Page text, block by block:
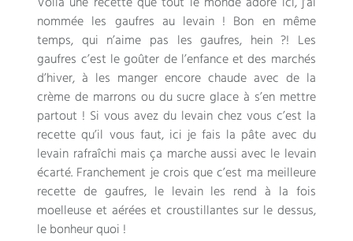
nommée les gaufres au levain ! Bon en même
temps, qui n’aime pas les gaufres, hein ?! Les
gaufres c’est le goûter de l’enfance et des marchés
d’hiver, à les manger encore chaude avec de la
crème de marrons ou du sucre glace à s’en mettre
partout ! Si vous avez du levain chez vous c’est la
recette qu’il vous faut, ici je fais la pâte avec du
levain rafraîchi mais ça marche aussi avec le levain
écarté. Franchement je crois que c’est ma meilleure
recette de gaufres, le levain les rend à la fois
moelleuse et aérées et croustillantes sur le dessus,
le bonheur quoi !